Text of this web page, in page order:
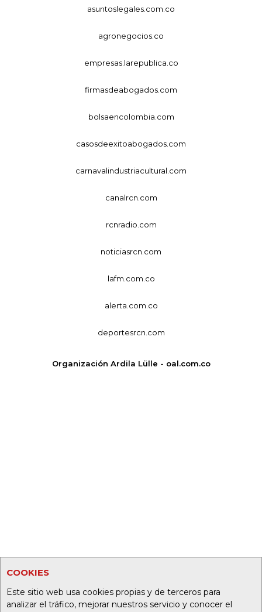
COOKIES
Este sitio web usa cookies propias y de terceros para
analizar el tráfico, mejorar nuestros servicio y conocer el
asuntoslegales.com.co
agronegocios.co
empresas.larepublica.co
firmasdeabogados.com
bolsaencolombia.com
casosdeexitoabogados.com
carnavalindustriacultural.com
canalrcn.com
rcnradio.com
noticiasrcn.com
lafm.com.co
alerta.com.co
deportesrcn.com
Organización Ardila Lülle - oal.com.co